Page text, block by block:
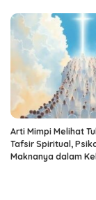
Arti Mimpi Melihat
Tafsir Spiritual,
Maknanya dalam